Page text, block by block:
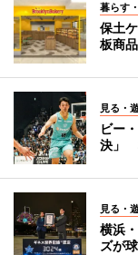
暮らす
保土
板商
見る・
ビー
決」
見る・
横浜
ズが